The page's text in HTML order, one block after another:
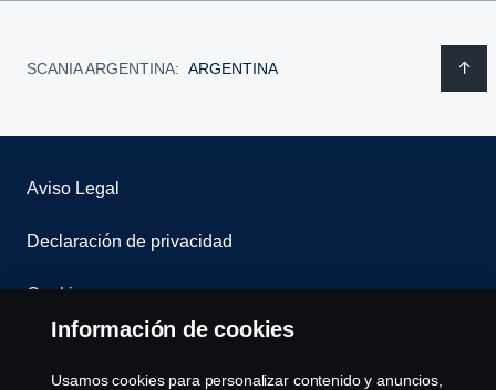
SCANIA ARGENTINA: ARGENTINA
Aviso Legal
Declaración de privacidad
Cookies
Información de cookies
Usamos cookies para personalizar contenido y anuncios,